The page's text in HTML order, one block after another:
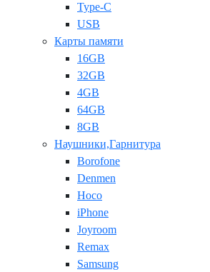
Type-C
USB
Карты памяти
16GB
32GB
4GB
64GB
8GB
Наушники,Гарнитура
Borofone
Denmen
Hoco
iPhone
Joyroom
Remax
Samsung